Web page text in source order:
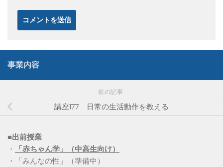
事業内容
前の記事
講座177 日常の生活動作を教える
■出前授業
・
「赤ちゃん学」（中高生向け）
・「みんなの性」（準備中）